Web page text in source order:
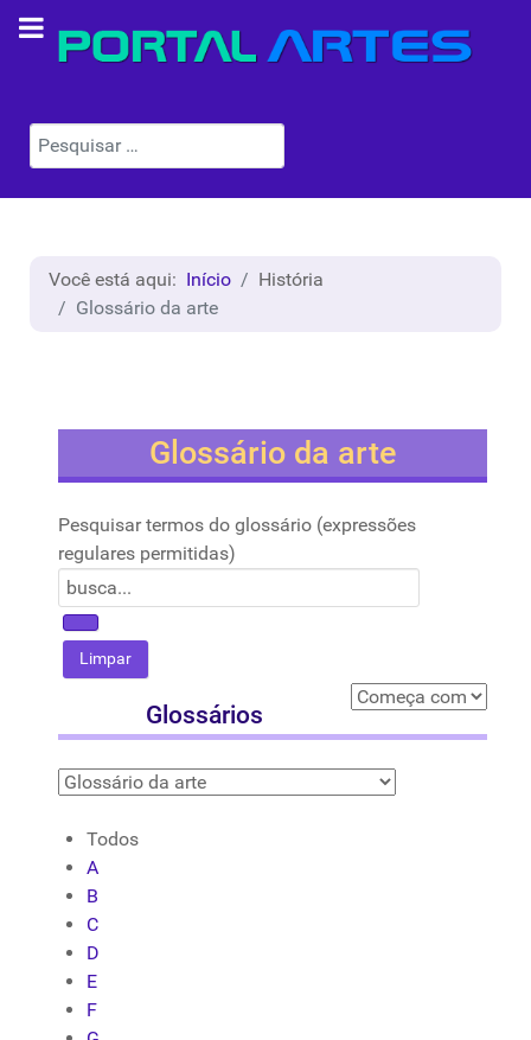
Pesquisar
Você está aqui: Início
História
Glossário da arte
Glossário da arte
Pesquisar termos do glossário (expressões
regulares permitidas)
Glossários
Todos
A
B
C
D
E
F